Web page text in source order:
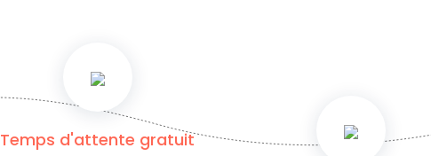
Temps d'attente gratuit